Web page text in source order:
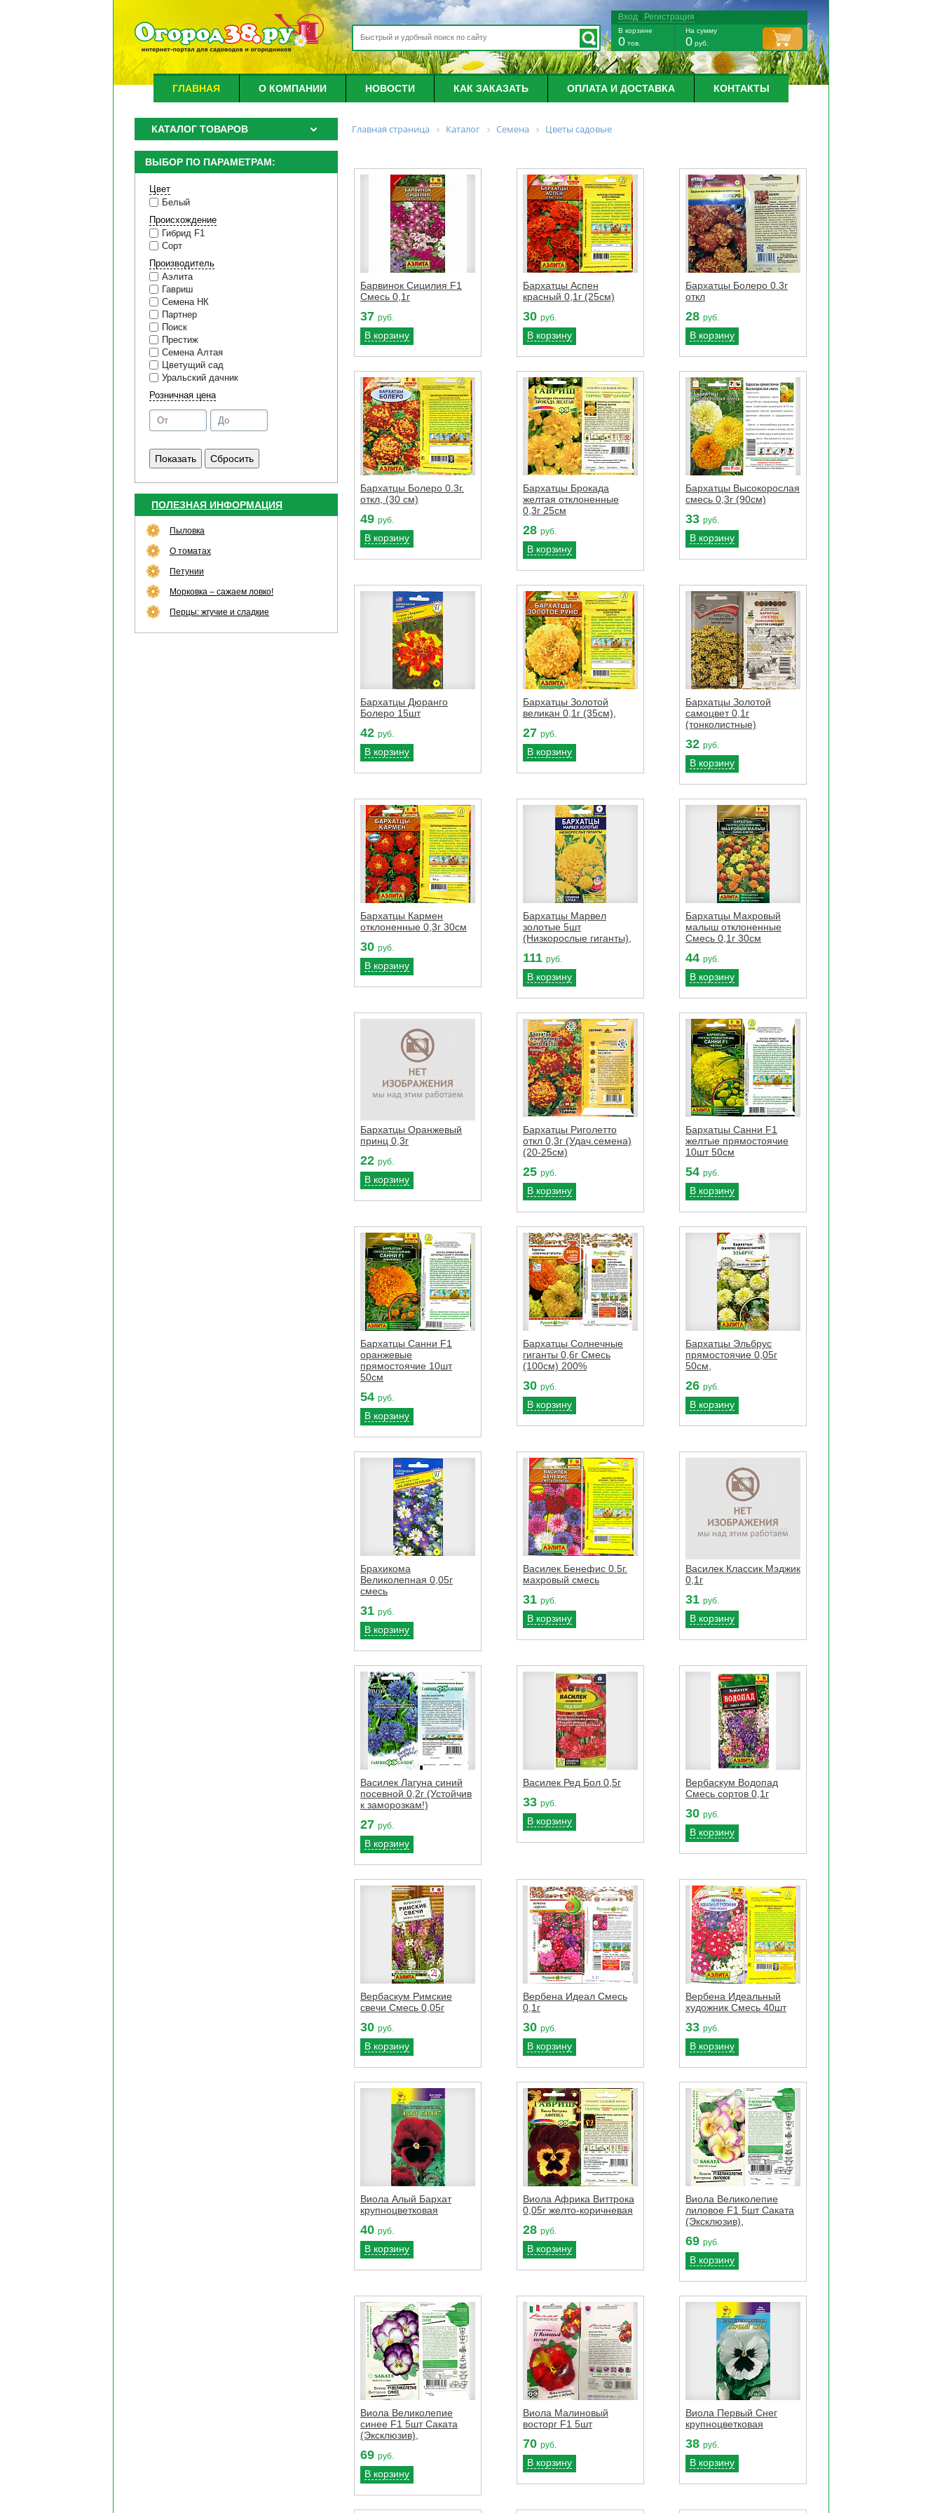
Вход / Регистрация
В корзине
0 тов.
На сумму
0 руб.
ГЛАВНАЯ О КОМПАНИИ НОВОСТИ КАК ЗАКАЗАТЬ ОПЛАТА И ДОСТАВКА КОНТАКТЫ
КАТАЛОГ ТОВАРОВ
ВЫБОР ПО ПАРАМЕТРАМ:
Цвет
Белый
Происхождение
Гибрид F1
Сорт
Производитель
Аэлита
Гавриш
Семена НК
Партнер
Поиск
Престиж
Семена Алтая
Цветущий сад
Уральский дачник
Розничная цена
ПОЛЕЗНАЯ ИНФОРМАЦИЯ
Пыловка
О томатах
Петунии
Морковка – сажаем ловко!
Перцы: жгучие и сладкие
Главная страница Каталог Семена Цветы садовые
Барвинок Сицилия F1
Смесь 0,1г
37 руб.
В корзину
Бархатцы Аспен
красный 0,1г (25см)
30 руб.
В корзину
Бархатцы Болеро 0.3г
откл
28 руб.
В корзину
Бархатцы Болеро 0.3г.
откл, (30 см)
49 руб.
В корзину
Бархатцы Брокада
желтая отклоненные
0,3г 25см
28 руб.
В корзину
Бархатцы Высокорослая
смесь 0,3г (90см)
33 руб.
В корзину
Бархатцы Дюранго
Болеро 15шт
42 руб.
В корзину
Бархатцы Золотой
великан 0,1г (35см),
27 руб.
В корзину
Бархатцы Золотой
самоцвет 0,1г
(тонколистные)
32 руб.
В корзину
Бархатцы Кармен
отклоненные 0,3г 30см
30 руб.
В корзину
Бархатцы Марвел
золотые 5шт
(Низкорослые гиганты),
111 руб.
В корзину
Бархатцы Махровый
малыш отклоненные
Смесь 0,1г 30см
44 руб.
В корзину
Бархатцы Оранжевый
принц 0,3г
22 руб.
В корзину
Бархатцы Риголетто
откл 0,3г (Удач.семена)
(20-25см)
25 руб.
В корзину
Бархатцы Санни F1
желтые прямостоячие
10шт 50см
54 руб.
В корзину
Бархатцы Санни F1
оранжевые
прямостоячие 10шт
50см
54 руб.
В корзину
Бархатцы Солнечные
гиганты 0,6г Смесь
(100см) 200%
30 руб.
В корзину
Бархатцы Эльбрус
прямостоячие 0,05г
50см,
26 руб.
В корзину
Брахикома
Великолепная 0,05г
смесь
31 руб.
В корзину
Василек Бенефис 0.5г.
махровый смесь
31 руб.
В корзину
Василек Классик Мэджик
0,1г
31 руб.
В корзину
Василек Лагуна синий
посевной 0,2г (Устойчив
к заморозкам!)
27 руб.
В корзину
Василек Ред Бол 0,5г
33 руб.
В корзину
Вербаскум Водопад
Смесь сортов 0,1г
30 руб.
В корзину
Вербаскум Римские
свечи Смесь 0,05г
30 руб.
В корзину
Вербена Идеал Смесь
0,1г
30 руб.
В корзину
Вербена Идеальный
художник Смесь 40шт
33 руб.
В корзину
Виола Алый Бархат
крупноцветковая
40 руб.
В корзину
Виола Африка Виттрока
0,05г желто-коричневая
28 руб.
В корзину
Виола Великолепие
лиловое F1 5шт Саката
(Эксклюзив),
69 руб.
В корзину
Виола Великолепие
синее F1 5шт Саката
(Эксклюзив),
69 руб.
В корзину
Виола Малиновый
восторг F1 5шт
70 руб.
В корзину
Виола Первый Снег
крупноцветковая
38 руб.
В корзину